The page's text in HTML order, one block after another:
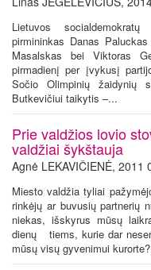
Lietuvos
pirmininkas Danas
Masalskas bei Viktoras
pirmadienį per įvykusį
Sočio Olimpinių žaidynių
Butkevičiui taikytis –...
Prie valdžios lovio
valdžiai šykštauja
Agnė LEKAVIČIENĖ, 2011
Miesto valdžia tyliai
rinkėjų ar buvusių partnerių
niekas, išskyrus mūsų
dienų tiems, kurie dar
mūsų visų gyvenimui